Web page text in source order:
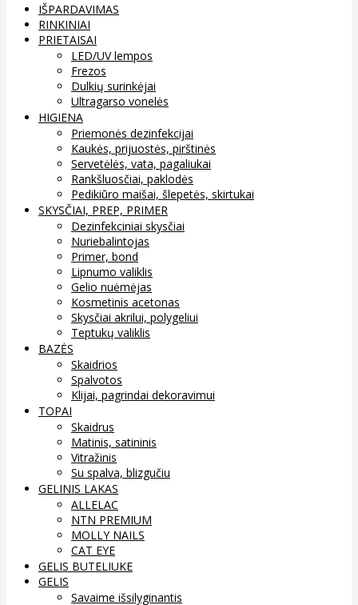
IŠPARDAVIMAS
RINKINIAI
PRIETAISAI
LED/UV lempos
Frezos
Dulkių surinkėjai
Ultragarso vonelės
HIGIENA
Priemonės dezinfekcijai
Kaukės, prijuostės, pirštinės
Servetėlės, vata, pagaliukai
Rankšluosčiai, paklodės
Pedikiūro maišai, šlepetės, skirtukai
SKYSČIAI, PREP, PRIMER
Dezinfekciniai skysčiai
Nuriebalintojas
Primer, bond
Lipnumo valiklis
Gelio nuėmėjas
Kosmetinis acetonas
Skysčiai akrilui, polygeliui
Teptukų valiklis
BAZĖS
Skaidrios
Spalvotos
Klijai, pagrindai dekoravimui
TOPAI
Skaidrus
Matinis, satininis
Vitražinis
Su spalva, blizgučiu
GELINIS LAKAS
ALLELAC
NTN PREMIUM
MOLLY NAILS
CAT EYE
GELIS BUTELIUKE
GELIS
Savaime išsilyginantis